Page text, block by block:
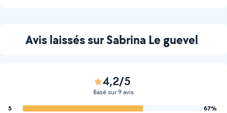
Avis laissés sur Sabrina Le guevel
4,2/5
Basé sur 9 avis
5
67%